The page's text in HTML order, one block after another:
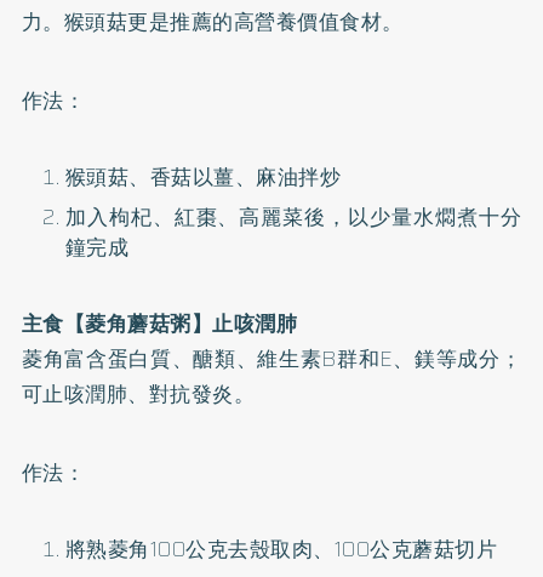
力。猴頭菇更是推薦的高營養價值食材。
作法：
猴頭菇、香菇以薑、麻油拌炒
加入枸杞、紅棗、高麗菜後，以少量水燜煮十分
鐘完成
主食【菱角蘑菇粥】止咳潤肺
菱角富含蛋白質、醣類、維生素B群和E、鎂等成分；
可止咳潤肺、對抗發炎。
作法：
將熟菱角100公克去殼取肉、100公克蘑菇切片